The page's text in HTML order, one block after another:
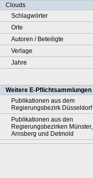
Clouds
Schlagwörter
Orte
Autoren / Beteiligte
Verlage
Jahre
Weitere E-Pflichtsammlungen
Publikationen aus dem
Regierungsbezirk Düsseldorf
Publikationen aus den
Regierungsbezirken Münster,
Arnsberg und Detmold